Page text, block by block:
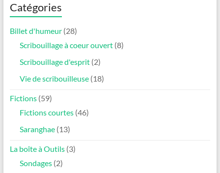
Catégories
Billet d'humeur(28)
Scribouillage à coeur ouvert(8)
Scribouillage d'esprit(2)
Vie de scribouilleuse(18)
Fictions(59)
Fictions courtes(46)
Saranghae(13)
La boîte à Outils(3)
Sondages(2)